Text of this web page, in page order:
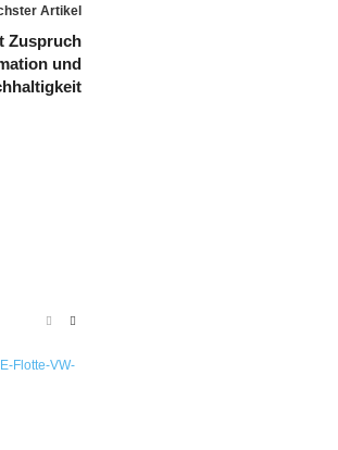
Artikel
Zuspruch
und